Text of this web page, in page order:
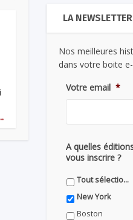
LA
Nos meilleures
dans votre boite
Votre email *
A quelles
vous inscrire ?
Tout sélectionner
New York
Boston